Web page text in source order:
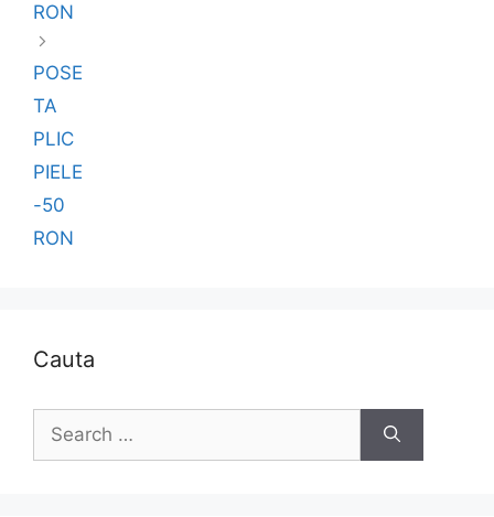
RON
POSE
TA
PLIC
PIELE
-50
RON
Cauta
Search
for: